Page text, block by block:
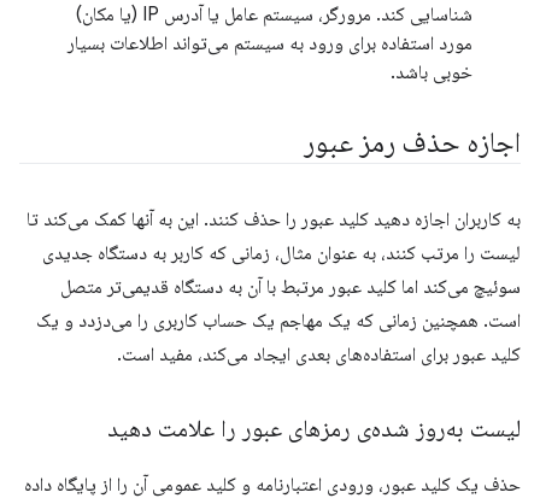
شناسایی کند. مرورگر، سیستم عامل یا آدرس IP (یا مکان)
مورد استفاده برای ورود به سیستم می‌تواند اطلاعات بسیار
خوبی باشد.
اجازه حذف رمز عبور
به کاربران اجازه دهید کلید عبور را حذف کنند. این به آنها کمک می‌کند تا
لیست را مرتب کنند، به عنوان مثال، زمانی که کاربر به دستگاه جدیدی
سوئیچ می‌کند اما کلید عبور مرتبط با آن به دستگاه قدیمی‌تر متصل
است. همچنین زمانی که یک مهاجم یک حساب کاربری را می‌دزدد و یک
کلید عبور برای استفاده‌های بعدی ایجاد می‌کند، مفید است.
لیست به‌روز شده‌ی رمزهای عبور را علامت دهید
حذف یک کلید عبور، ورودی اعتبارنامه و کلید عمومی آن را از پایگاه داده